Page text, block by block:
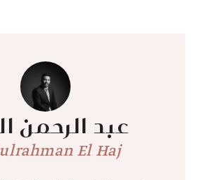
عبد الرحمن
El Haj